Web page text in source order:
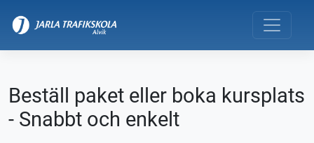
Beställ paket eller boka kursplats
- Snabbt och enkelt